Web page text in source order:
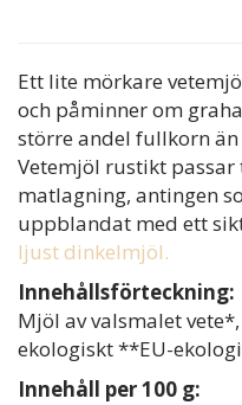
Ett lite mörkare
och påminner om
större andel fullkorn än
Vetemjöl rustikt
matlagning, antingen
uppblandat med ett
ljust dinkelmjöl.
Innehållsförteckning:
Mjöl av valsmalet
ekologiskt **EU-
Innehåll per 100 g: